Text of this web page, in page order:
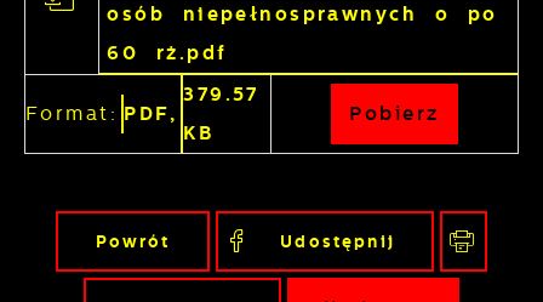
osób niepełnosprawnych o po
60 rż.pdf
Format: PDF,
379.57
KB
Pobierz
Powrót Udostępnij